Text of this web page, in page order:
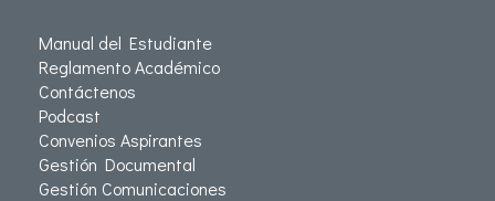
Manual del Estudiante
Reglamento Académico
Contáctenos
Podcast
Convenios Aspirantes
Gestión Documental
Gestión Comunicaciones